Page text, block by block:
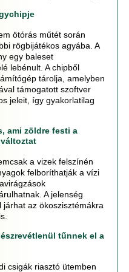
ötórás műtét során
rögbijátékos agyába. A
egy baleset
lebénult. A chipből
tárolja, amelyben
támogatott szoftver
jeleit, így gyakorlatilag
ami zöldre festi a
a vizek felszínén
felboríthatják a vízi
A jelenség
az ökoszisztémákra
tűnnek el a
csigák riasztó ütemben